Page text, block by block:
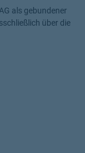
als gebundener
über die